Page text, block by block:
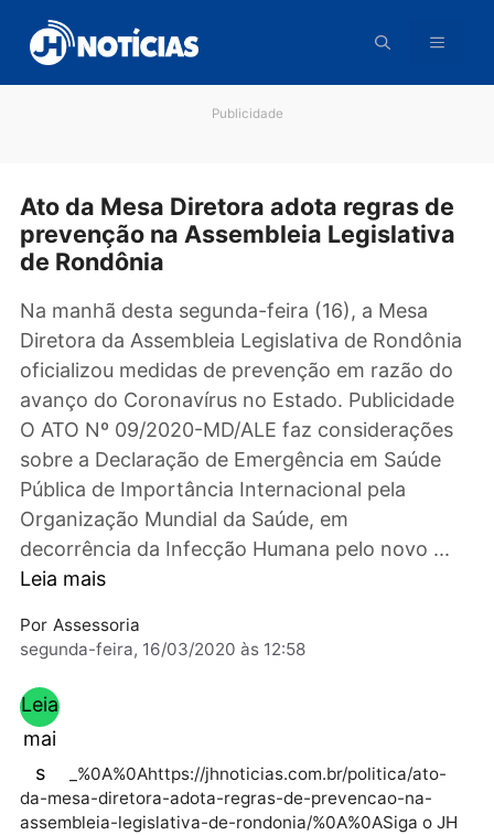
para
conteúdo
Ato da Mesa Diretora adota regras
prevenção na Assembleia
Na manhã desta segunda-feira (16), a Mesa
Diretora da Assembleia Legislativa de
oficializou medidas de prevenção em razão
avanço do Coronavírus no Estado.
O ATO Nº 09/2020-MD/ALE faz
sobre a Declaração de Emergência em Saúde
Pública de Importância Internacional pela
Organização Mundial da Saúde, em
Leia mais
Por Assessoria
segunda-feira, 16/03/2020 às 12:58
Leia
mai